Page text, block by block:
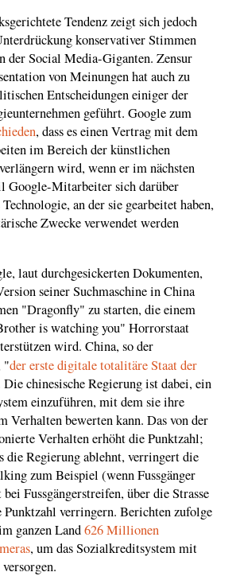
Tendenz zeigt sich jedoch
konservativer Stimmen
der Social Media-Giganten. Zensur
von Meinungen hat auch zu
Entscheidungen einiger der
geführt. Google zum
, dass es einen Vertrag mit dem
im Bereich der künstlichen
wird, wenn er im nächsten
Google-Mitarbeiter sich darüber
an der sie gearbeitet haben,
Zwecke verwendet werden
laut durchgesickerten Dokumenten,
seiner Suchmaschine in China
"Dragonfly" zu starten, die einem
is watching you" Horrorstaat
wird. China, so der
"der erste digitale totalitäre Staat der
chinesische Regierung ist dabei, ein
einzuführen, mit dem sie ihre
Verhalten bewerten kann. Das von der
Verhalten erhöht die Punktzahl;
die Regierung ablehnt, verringert die
zum Beispiel (wenn Fussgänger
Fussgängerstreifen, über die Strasse
verringern. Berichten zufolge
ganzen Land626 Millionen
, um das Sozialkreditsystem mit